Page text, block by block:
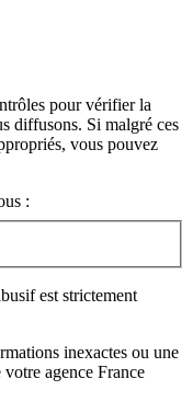
pour vérifier la
diffusons. Si malgré ces
vous pouvez
:
est strictement
inexactes ou une
agence France